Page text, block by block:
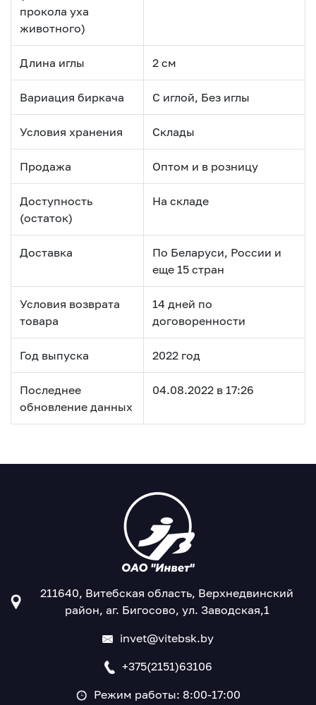
прокола уха
животного)
Длина иглы 2 см
Вариация биркача С иглой, Без иглы
Условия хранения Склады
Продажа Оптом и в розницу
Доступность
(остаток)
На складе
Доставка
По Беларуси, России и
еще 15 стран
Условия возврата
товара
14 дней по
договоренности
Год выпуска 2022 год
Последнее
обновление данных
04.08.2022 в 17:26
211640, Витебская область, Верхнедвинский
район, аг. Бигосово, ул. Заводская,1
invet@vitebsk.by
+375(2151)63106
Режим работы: 8:00-17:00